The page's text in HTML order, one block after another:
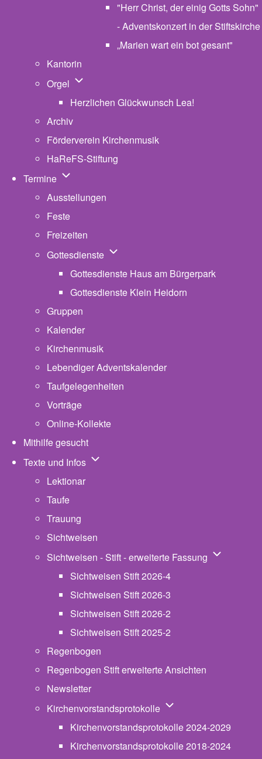
"Herr Christ, der einig Gotts Sohn"
- Adventskonzert in der Stiftskirche
„Marien wart ein bot gesant"
Kantorin
Orgel Unternavigation von Orgel
Herzlichen Glückwunsch Lea!
Archiv
Förderverein Kirchenmusik
HaReFS-Stiftung
Termine Unternavigation von Termine
Ausstellungen
Feste
Freizeiten
Gottesdienste Unternavigation von Gottesdienste
Gottesdienste Haus am Bürgerpark
Gottesdienste Klein Heidorn
Gruppen
Kalender
Kirchenmusik
Lebendiger Adventskalender
Taufgelegenheiten
Vorträge
Online-Kollekte
Mithilfe gesucht
Texte und Infos Unternavigation von Texte und Infos
Lektionar
Taufe
Trauung
Sichtweisen
Sichtweisen - Stift - erweiterte Fassung
Sichtweisen Stift 2026-4
Sichtweisen Stift 2026-3
Sichtweisen Stift 2026-2
Sichtweisen Stift 2025-2
Regenbogen
Regenbogen Stift erweiterte Ansichten
Newsletter
Kirchenvorstandsprotokolle Unternavigation von
Kirchenvorstandsprotokolle 2024-2029
Kirchenvorstandsprotokolle 2018-2024